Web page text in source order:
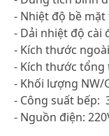
- Nhiệt độ bề mặt
- Dải nhiệt độ cài
- Kích thước
- Kích thước tổng
- Khối lượng NW/
- Công suất bếp:
- Nguồn điện: